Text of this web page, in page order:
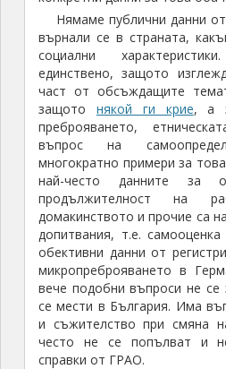
Нямаме публични данни
върнали се в страната,
социални
единствено, защото
част от обсъждащите
защото някой ги крие, а
преброяването,
въпрос на
многократно примери за
най-често данните за
продължителност на
домакинството и прочие са
допитвания, т.е.
обективни данни от
микропреброяването в
вече подобни въпроси не се
се мести в България. Има
и съжителство при смяна
често не се попълват и
справки от ГРАО.